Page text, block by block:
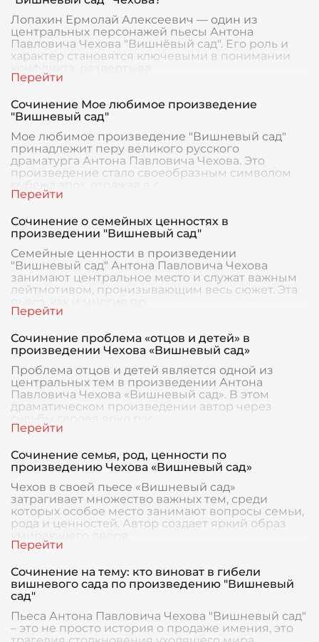
Лопахин Ермолай Алексеевич — один из
центральных персонажей пьесы Антона
Павловича Чехова "Вишнёвый сад". Его роль и
характер становятся ключевыми в понимании
Сочинение Мое любимое произведение
"Вишневый сад"
Мое любимое произведение "Вишневый сад"
принадлежит перу великого русского
драматурга Антона Павловича Чехова. Это
произведение стало своеобразным символом
рубежа эпох, отражая в с
Сочинение о семейных ценностях в
произведении "Вишневый сад"
Семейные ценности в произведении
"Вишневый сад" Антона Павловича Чехова
занимают центральное место и служат важным
лейтмотивом, пронизывающим весь сюжет. Эта
Сочинение проблема «отцов и детей» в
произведении Чехова «Вишневый сад»
Проблема отцов и детей является одной из
центральных тем в произведении Антона
Павловича Чехова «Вишневый сад». В этом
драматическом произведении автор через
судьбы героев ярко рас
Сочинение семья, род, ценности по
произведению Чехова «Вишневый сад»
Чехов в своей пьесе «Вишневый сад»
затрагивает множество важных тем, среди
которых особое место занимают вопросы семьи,
рода и ценностей. Автор создает яркий образ
Сочинение на тему: кто виноват в гибели
вишневого сада по произведению "Вишневый
сад"
Пьеса Антона Павловича Чехова "Вишневый сад"
– это не просто история о продаже имения, это